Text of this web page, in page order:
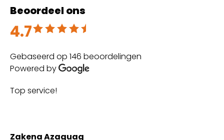
Beoordeel ons
4.7
Beoordeeld met 4.7 uit 5
Gebaseerd op 146 beoordelingen
Powered by
Top service!
Zakena Azaguag